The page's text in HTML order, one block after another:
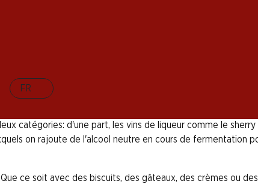
FR
en sucre résiduel. Mais quand boit-on un vin
des douceurs. Si on sert un vin avec un dessert,
ces vins plutôt frais.
générale est leur douceur résiduelle. Pour la
catégories: d'une part, les vins de liqueur comme le
on rajoute de l'alcool neutre en cours de fermentation
ce soit avec des biscuits, des gâteaux, des crèmes ou